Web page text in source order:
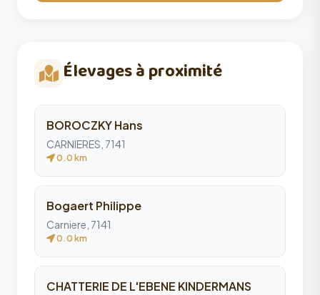
Élevages à proximité
BOROCZKY Hans
CARNIERES, 7141
0.0 km
Bogaert Philippe
Carniere, 7141
0.0 km
CHATTERIE DE L'EBENE KINDERMANS